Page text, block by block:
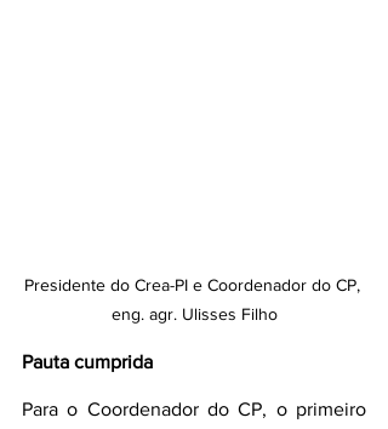
Presidente do Crea-PI e Coordenador do CP,
eng. agr. Ulisses Filho
Pauta cumprida
Para o Coordenador do CP, o primeiro